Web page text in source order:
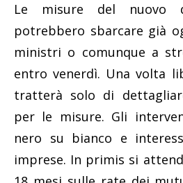
Le misure del nuovo
potrebbero sbarcare già
ministri o comunque a
entro venerdì. Una volta
tratterà solo di
per le misure. Gli
nero su bianco e
imprese. In primis si